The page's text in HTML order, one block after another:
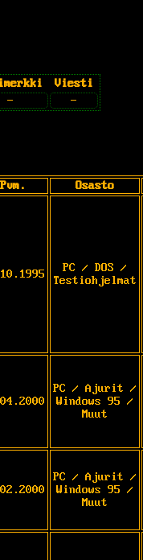
Viesti
- -
Pvm. Osasto
PC / DOS /
Testiohjelmat
PC / Ajurit /
Windows 95 /
Muut
PC / Ajurit /
Windows 95 /
Muut